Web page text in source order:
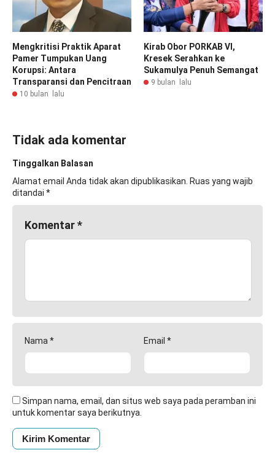
Mengkritisi Praktik Aparat
Pamer Tumpukan Uang
Korupsi: Antara
Transparansi dan Pencitraan
10 bulan lalu
Kirab Obor PORKAB VI,
Kresek Serahkan ke
Sukamulya Penuh Semangat
9 bulan lalu
Tidak ada komentar
Tinggalkan Balasan
Alamat email Anda tidak akan dipublikasikan. Ruas yang wajib
ditandai *
Komentar*
Nama * Email *
Simpan nama, email, dan situs web saya pada peramban ini
untuk komentar saya berikutnya.